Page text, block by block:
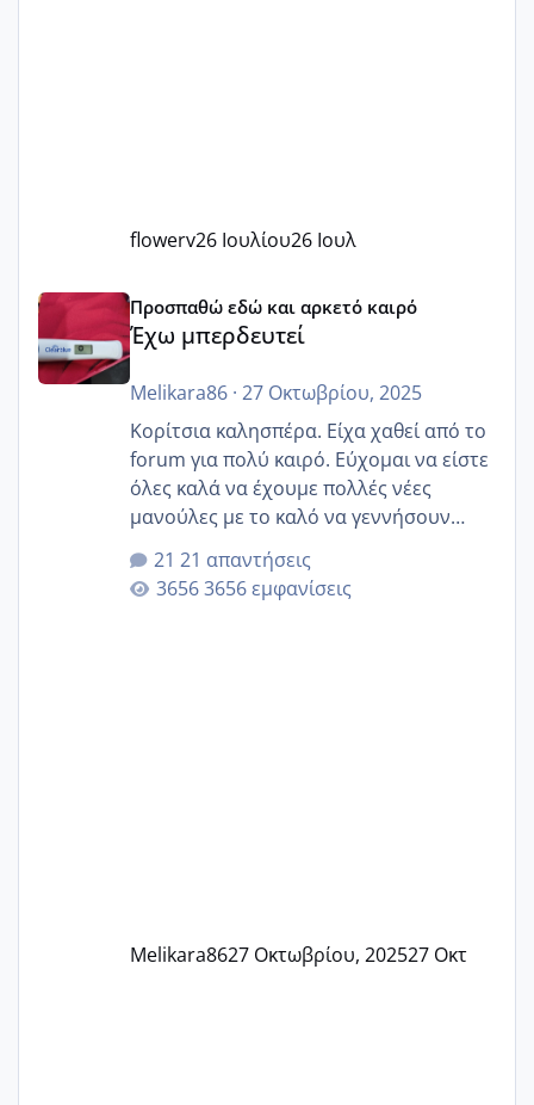
flowerv26 Ιουλίου26 Ιουλ
Έχω μπερδευτεί
Προσπαθώ εδώ και αρκετό καιρό
Έχω μπερδευτεί
Melikara86· 27 Οκτωβρίου, 2025
Κορίτσια καλησπέρα. Είχα χαθεί από το
forum για πολύ καιρό. Εύχομαι να είστε
όλες καλά να έχουμε πολλές νέες
μανούλες με το καλό να γεννήσουν
αυτές που ήδη περιμένουν. Να πάρουν
γερα μωράκια στην αγκαλίτσα τους
🙏🏼🙏🏼 Ας πάμε λοιπόν στο θέμα μου.
21 απαντήσεις
3656 εμφανίσεις
Melikara8627 Οκτωβρίου, 202527 Οκτ